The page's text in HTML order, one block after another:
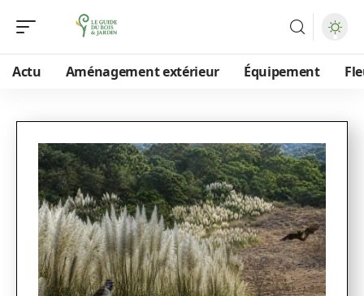
Actu Aménagement extérieur Équipement